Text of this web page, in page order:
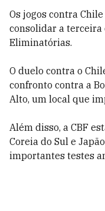
Os jogos contra
consolidar a terceira
Eliminatórias.
O duelo contra o
confronto contra a
Alto, um local que
Além disso, a CBF
Coreia do Sul e
importantes testes